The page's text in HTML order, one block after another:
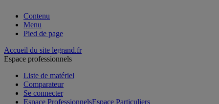
Contenu
Menu
Pied de page
Accueil du site legrand.fr
Espace professionnels
Liste de matériel
Comparateur
Se connecter
Espace ProfessionnelsEspace Particuliers